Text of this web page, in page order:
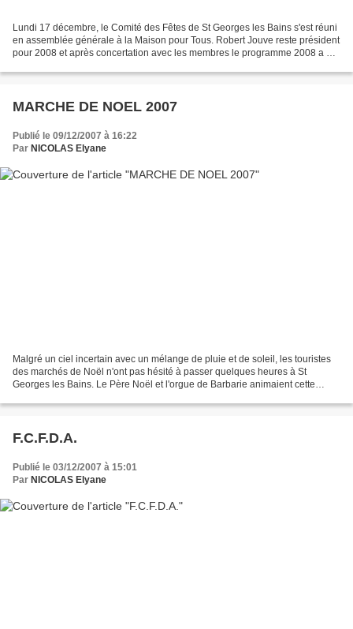
Lundi 17 décembre, le Comité des Fêtes de St Georges les Bains s'est réuni
en assemblée générale à la Maison pour Tous. Robert Jouve reste président
pour 2008 et après concertation avec les membres le programme 2008 a été
MARCHE DE NOEL 2007
Publié le 09/12/2007 à 16:22
Par NICOLAS Elyane
Malgré un ciel incertain avec un mélange de pluie et de soleil, les touristes
des marchés de Noël n'ont pas hésité à passer quelques heures à St
Georges les Bains. Le Père Noël et l'orgue de Barbarie animaient cette
F.C.F.D.A.
Publié le 03/12/2007 à 15:01
Par NICOLAS Elyane